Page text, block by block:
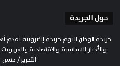
حول الجريدة
جريدة الوطن اليوم جريدة إلكترونية تقدم
والأخبار السياسية والاقتصادية والفن
التحرير/ حسن